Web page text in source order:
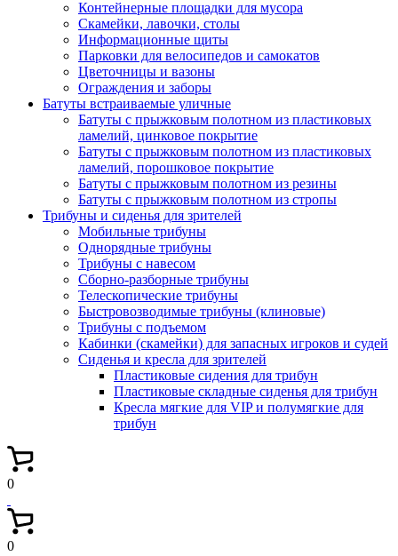
Контейнерные площадки для мусора
Скамейки, лавочки, столы
Информационные щиты
Парковки для велосипедов и самокатов
Цветочницы и вазоны
Ограждения и заборы
Батуты встраиваемые уличные
Батуты с прыжковым полотном из пластиковых
ламелий, цинковое покрытие
Батуты с прыжковым полотном из пластиковых
ламелий, порошковое покрытие
Батуты с прыжковым полотном из резины
Батуты с прыжковым полотном из стропы
Трибуны и сиденья для зрителей
Мобильные трибуны
Однорядные трибуны
Трибуны с навесом
Сборно-разборные трибуны
Телескопические трибуны
Быстровозводимые трибуны (клиновые)
Трибуны с подъемом
Кабинки (скамейки) для запасных игроков и судей
Сиденья и кресла для зрителей
Пластиковые сидения для трибун
Пластиковые складные сиденья для трибун
Кресла мягкие для VIP и полумягкие для
трибун
0
0